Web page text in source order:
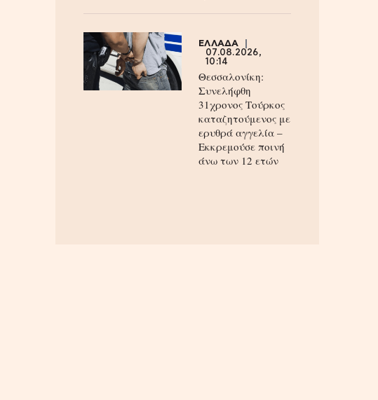
ΕΛΛΑΔΑ
07.08.2026,
10:14
Θεσσαλονίκη:
Συνελήφθη
31χρονος Τούρκος
καταζητούμενος με
ερυθρά αγγελία –
Εκκρεμούσε ποινή
άνω των 12 ετών